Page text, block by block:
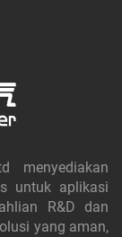
menyediakan
untuk aplikasi
R&D dan
yang aman,